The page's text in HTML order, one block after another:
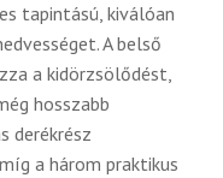
tapintású, kiválóan
A belső
a kidörzsölődést,
hosszabb
derékrész
a három praktikus